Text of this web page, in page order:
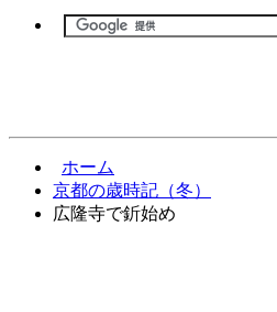
ホーム
京都の歳時記（冬）
広隆寺で釿始め